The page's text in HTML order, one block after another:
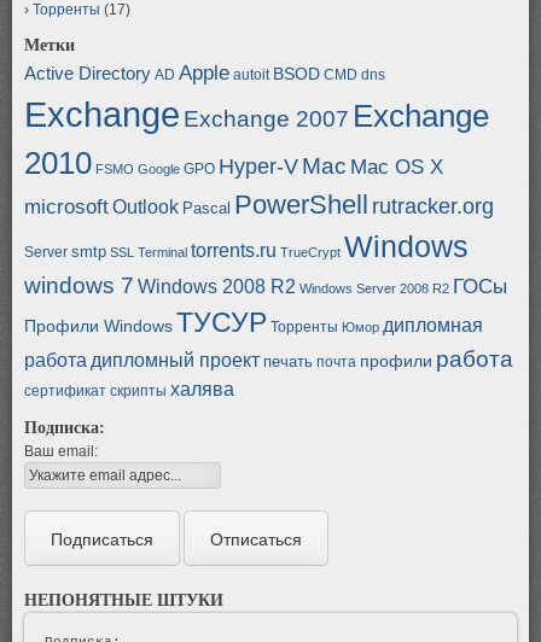
Торренты (17)
Метки
Active Directory AD Apple autoit BSOD CMD dns
Exchange Exchange 2007 Exchange
2010 FSMO Google GPO Hyper-V Mac Mac OS X
microsoftOutlook Pascal PowerShell rutracker.org
Server smtp SSL Terminal torrents.ru TrueCrypt Windows
windows 7 Windows 2008 R2 Windows Server 2008 R2 ГОСы
Профили WindowsТУСУР Торренты Юмор дипломная
работа дипломный проект печать почта профили работа
сертификат скрипты халява
Подписка:
Ваш email:
НЕПОНЯТНЫЕ ШТУКИ